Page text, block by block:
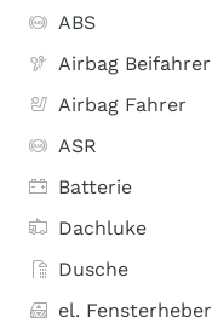
ABS
Airbag Beifahrer
Airbag Fahrer
ASR
Batterie
Dachluke
Dusche
el. Fensterheber